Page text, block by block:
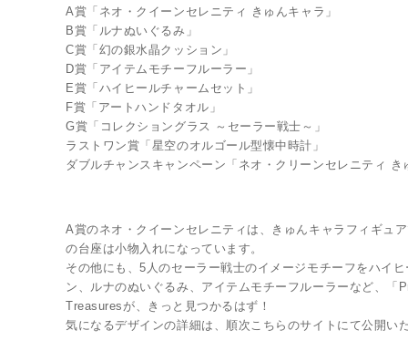
A賞「ネオ・クイーンセレニティ きゅんキャラ」
B賞「ルナぬいぐるみ」
C賞「幻の銀水晶クッション」
D賞「アイテムモチーフルーラー」
E賞「ハイヒールチャームセット」
F賞「アートハンドタオル」
G賞「コレクショングラス ～セーラー戦士～」
ラストワン賞「星空のオルゴール型懐中時計」
ダブルチャンスキャンペーン「ネオ・クリーンセレニティ
A賞のネオ・クイーンセレニティは、きゅんキャラフィギュ
の台座は小物入れになっています。
その他にも、5人のセーラー戦士のイメージモチーフをハイ
ン、ルナのぬいぐるみ、アイテムモチーフルーラーなど、
Treasuresが、きっと見つかるはず！
気になるデザインの詳細は、順次こちらのサイトにて公開い